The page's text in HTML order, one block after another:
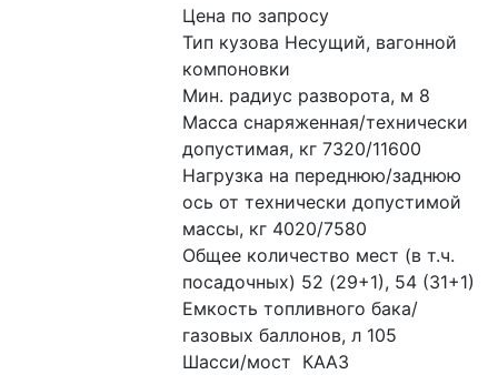
Цена по запросу
Тип кузова Несущий, вагонной
компоновки
Мин. радиус разворота, м 8
Масса снаряженная/технически
допустимая, кг 7320/11600
Нагрузка на переднюю/заднюю
ось от технически допустимой
массы, кг 4020/7580
Общее количество мест (в т.ч.
посадочных) 52 (29+1), 54 (31+1)
Емкость топливного бака/
газовых баллонов, л 105
Шасси/мост  КААЗ